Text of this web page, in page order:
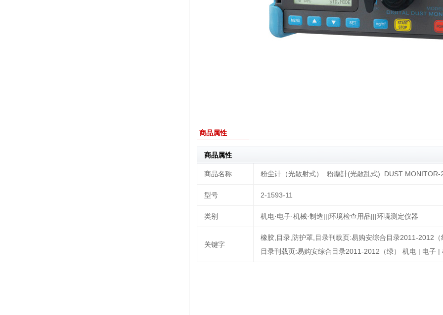
商品属性
商品属性
商品名称 粉尘计（光散射式） 粉塵計(光散乱式) DUST MONITOR-
型号 2-1593-11
类别 机电·电子·机械·制造|||环境检查用品|||环境测定仪器
关键字
橡胶,目录,防护罩,目录刊载页:易购安综合目录2011-2012
目录刊载页:易购安综合目录2011-2012（绿） 机电 | 电子 |